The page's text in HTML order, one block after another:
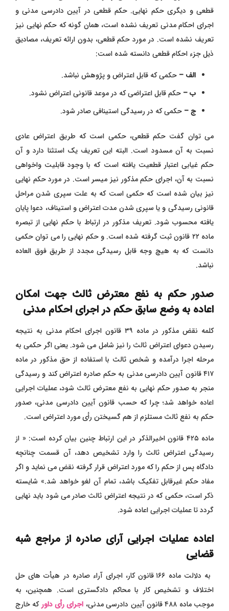
قطعی و دیگری حکم نهایی. حکم قطعی در آیین دادرسی مدنی و
اجرای احکام مدنی تعریف نشده است، همان ‌گونه که حکم نهایی نیز
تعریف نشده است. در مورد حکم قطعی، بدون ارائه تعریف، مصادیق
ذیل جزء احکام قطعی دانسته شده است:
الف – حکمی که قابل اعتراض و پژوهش نباشد.
ب – حکم قابل اعتراضی که در موعد قانونی اعتراض نشود.
ج – حکمی که در رسیدگی استینافی صادر شود.
می ‌توان گفت حکم قطعی، حکمی است که طریق اعتراض عادی
نسبت به آن مسدود است. البته این تعریف یک استثنا دارد و آن
حکم غیابی اعتبار قطعیت یافته است که با وجود قابلیت واخواهی
نسبت به آن، اجرای حکم مذکور نیز میسر است. در مورد حکم نهایی
نیز بیان شده است که حکمی است که به علت سپری شدن مراحل
قانونی رسیدگی و یا سپری شدن مدت اعتراض و استیناف، دعوا پایان
یافته محسوب شود. تعریف مذکور در ارتباط با حکم نهایی از تبصره
ماده ۲۲ قانون ثبت گرفته شده است.
وحکم نهایی را می ‌توان حکمی
دانست که به هیچ وجه قابل رسیدگی مجدد از طریق فوق‌ العاده
نباشد.
صدور حکم به نفع معترض ثالث جهت امکان
اعاده به وضع سابق حکم در اجرای احکام مدنی
کلمه نقض مذکور در ماده ۳۹ قانون اجرای احکام مدنی به نتیجه
رسیدن دعوای اعتراض ثالث را نیز شامل می‌ شود. یعنی اگر حکمی به
مرحله اجرا درآمده و شخص ثالث با استفاده از حق مذکور در ماده
۴۱۷ قانون آیین دادرسی مدنی به حکم صادره اعتراض کند و رسیدگی
منجر به صدور حکم نهایی به نفع معترض ثالث شود، عملیات اجرایی
اعاده خواهد شد؛ چرا که حسب قانون آیین دادرسی مدنی، صدور
حکم به نفع ثالث مستلزم از هم گسیختن رأی مورد اعتراض است.
ماده ۴۲۵ قانون اخیرالذکر در این ارتباط چنین بیان کرده است: « از
رسیدگی اعتراض ثالث را وارد تشخیص دهد، آن قسمت چنانچه
دادگاه پس از حکم را که مورد اعتراض قرار گرفته نقض می ‌نماید و اگر
مفاد حکم غیرقابل تفکیک باشد، تمام آن لغو خواهد شد.» شایسته
ذکر است، حکمی که در نتیجه اعتراض ثالث صادر می ‌شود باید نهایی
گردد تا عملیات اجرایی اعاده شود.
اعاده عملیات اجرایی آرای صادره از مراجع شبه
قضایی
به دلالت ماده ۱۶۶ قانون کار، اجرای آراء صادره در هیأت‌ های حل
اختلاف و تشخیص کار با محاکم دادگستری است. همچنین، به
موجب ماده ۴۸۸ قانون آیین دادرسی مدنی،
اجرای رأی داور که خارج